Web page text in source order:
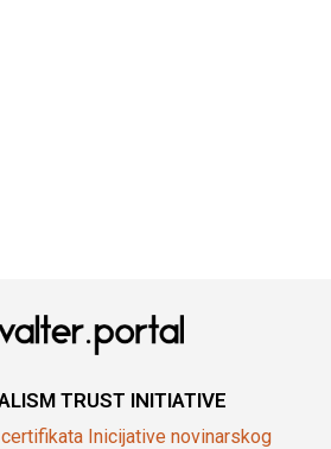
TRUST INITIATIVE
Inicijative novinarskog